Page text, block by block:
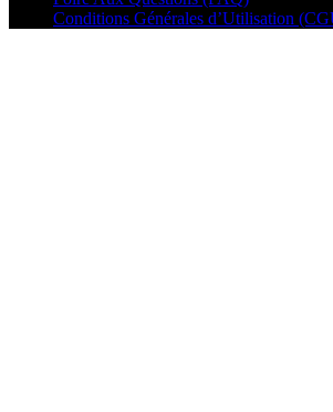
Conditions Générales d’Utilisation